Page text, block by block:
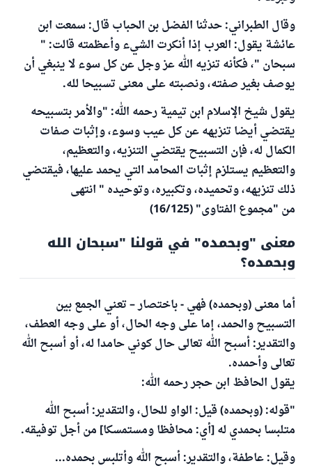
وقال الطبراني: حدثنا الفضل بن الحباب قال: سمعت ابن
عائشة يقول: العرب إذا أنكرت الشيء وأعظمته قالت: "
سبحان "، فكأنه تنزيه الله عز وجل عن كل سوء لا ينبغي أن
يوصف بغير صفته، ونصبته على معنى تسبيحا لله.
يقول شيخ الإسلام ابن تيمية رحمه الله: "والأمر بتسبيحه
يقتضي أيضا تنزيهه عن كل عيب وسوء، وإثبات صفات
الكمال له، فإن التسبيح يقتضي التنزيه، والتعظيم،
والتعظيم يستلزم إثبات المحامد التي يحمد عليها، فيقتضي
ذلك تنزيهه، وتحميده، وتكبيره، وتوحيده " انتهى
من "مجموع الفتاوى" (16/125)
معنى "وبحمده" في قولنا "سبحان الله
وبحمده؟
أما معنى (وبحمده) فهي - باختصار – تعني الجمع بين
التسبيح والحمد، إما على وجه الحال، أو على وجه العطف،
والتقدير: أسبح الله تعالى حال كوني حامدا له، أو أسبح الله
تعالى وأحمده.
يقول الحافظ ابن حجر رحمه الله:
"قوله: (وبحمده) قيل: الواو للحال، والتقدير: أسبح الله
متلبسا بحمدي له [أي: محافظا ومستمسكا] من أجل توفيقه.
وقيل: عاطفة، والتقدير: أسبح الله وأتلبس بحمده...